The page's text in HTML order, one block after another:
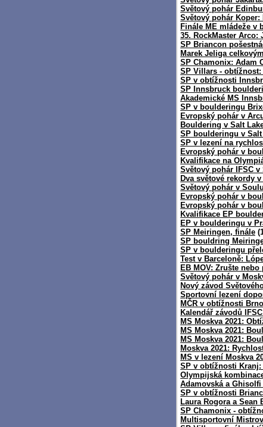
Světový pohár
Světový pohár Koper:
Finále ME mládeže v
35. RockMaster Arco:
SP Briancon
Marek Jeliga
SP Chamonix: Adam
SP Villars - obtížnost:
SP v obtížnosti
SP Innsbruck
Akademické MS
SP v boulderingu
Evropský pohár v
Bouldering v Salt
SP boulderingu v
SP v lezení na
Evropský pohár v
Kvalifikace na
Světový pohár IFSC
Dva světové rekordy
Světový pohár v Soulu
Evropský pohár v
Evropský pohár v
Kvalifikace EP
EP v boulderingu v
SP Meiringen, finále
SP bouldring
SP v boulderingu
Test v Barceloně:
EB MOV: Zrušte
Světový pohár v
Nový závod
Sportovní lezení
MČR v obtížnosti
Kalendář závodů
MS Moskva 2021:
MS Moskva 2021:
MS Moskva 2021:
Moskva 2021:
MS v lezení Moskva
SP v obtížnosti Kranj:
Olympijská
Adamovská a
SP v obtížnosti
Laura Rogora a
SP Chamonix -
Multisportovní